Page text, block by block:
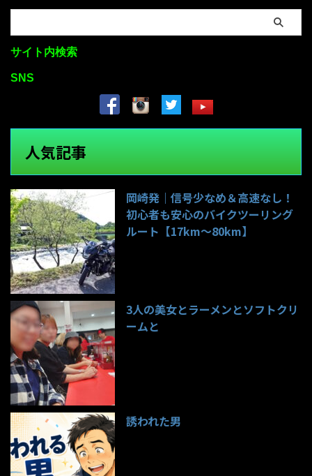
サイト内検索
SNS
人気記事
岡崎発｜信号少なめ＆高速なし！
初心者も安心のバイクツーリング
ルート【17km〜80km】
3人の美女とラーメンとソフトクリ
ームと
誘われた男